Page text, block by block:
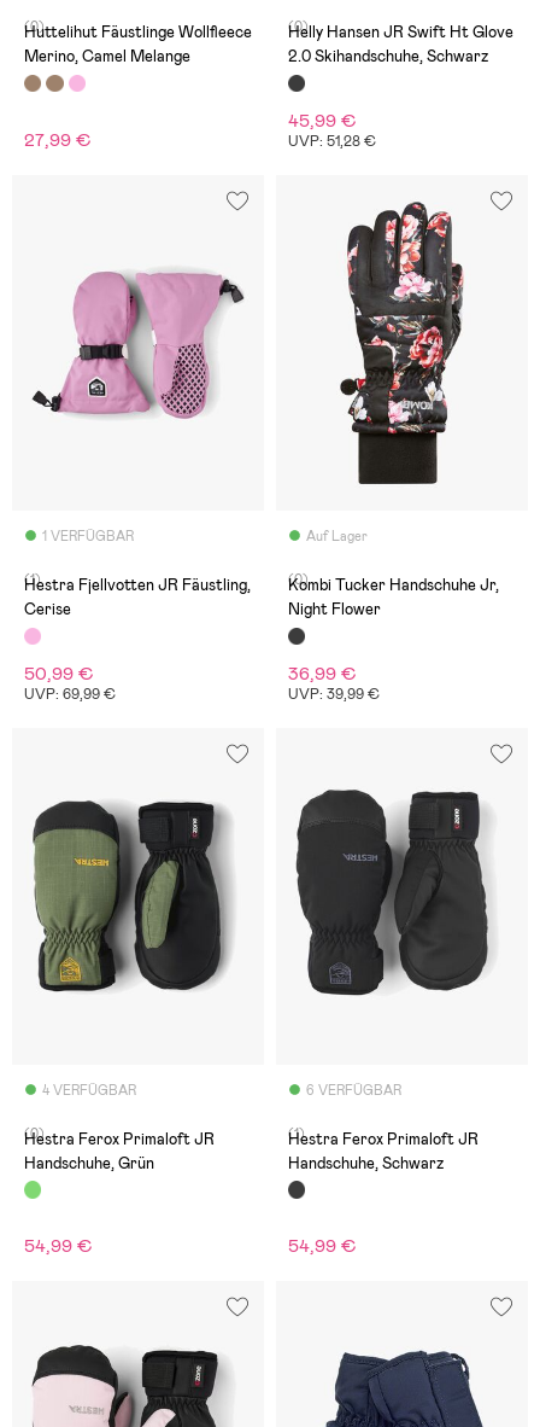
(0)
Huttelihut Fäustlinge Wollfleece
Merino, Camel Melange
27,99 €
(0)
Helly Hansen JR Swift Ht Glove
2.0 Skihandschuhe, Schwarz
45,99 €
UVP: 51,28 €
1 VERFÜGBAR
(1)
Hestra Fjellvotten JR Fäustling,
Cerise
50,99 €
UVP: 69,99 €
Auf Lager
(0)
Kombi Tucker Handschuhe Jr,
Night Flower
36,99 €
UVP: 39,99 €
4 VERFÜGBAR
(0)
Hestra Ferox Primaloft JR
Handschuhe, Grün
54,99 €
6 VERFÜGBAR
(1)
Hestra Ferox Primaloft JR
Handschuhe, Schwarz
54,99 €